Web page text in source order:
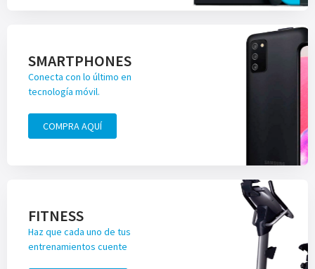
SMARTPHONES
Conecta con lo último en
tecnología móvil.
COMPRA AQUÍ
FITNESS
Haz que cada uno de tus
entrenamientos cuente